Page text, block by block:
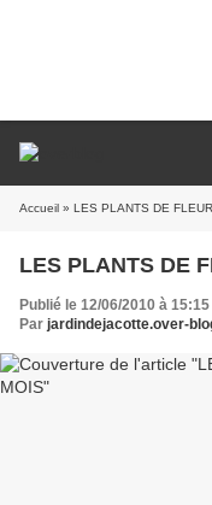
Accueil » LES PLANTS DE
LES PLANTS DE
Publié le 12/06/2010 à 15:15
Par jardindejacotte.over-